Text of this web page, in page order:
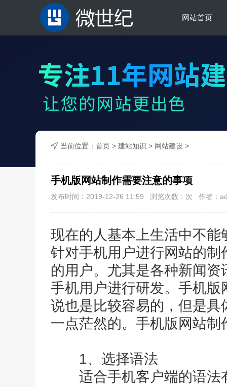
网站首页
当前位置： 首页 > 建站知识 > 网站建设 >
手机版网站制作需要注意的事项
发布时间：2019-12-26 11:59 浏览次数： 次 作者：
现在的人基本上生活中不
针对手机用户进行网站的
的用户。尤其是各种新闻
手机用户进行研发。手机
说也是比较容易的，但是
一点茫然的。手机版网站
1、选择语法
适合手机客户端的语法